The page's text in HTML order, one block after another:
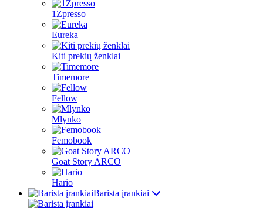
1Zpresso
Eureka
Kiti prekių ženklai
Timemore
Fellow
Mlynko
Femobook
Goat Story ARCO
Hario
Barista įrankiai